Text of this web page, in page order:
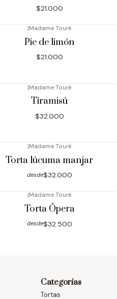
$21.000
|Madame Touré
Pie de limón
$21.000
|Madame Touré
Tiramisú
$32.000
|Madame Touré
Torta lúcuma manjar
desde$32.000
|Madame Touré
Torta Ópera
desde$32.500
Categorías
Tortas